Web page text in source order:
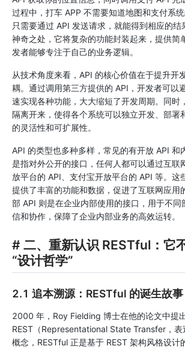
过程中，打车 APP 不需要知道地图和支付系
只需要通过 API 发送请求，就能得到相应的结
神奇之处，它将复杂的功能封装起来，提供简
发者能够专注于自己的业务逻辑。
从技术角度来看，API 的核心价值在于提升开
耦。通过调用第三方提供的 API，开发者可以
速实现各种功能，大大缩短了开发周期。同时
隔离开来，使得各个系统可以独立开发、部署
的灵活性和可扩展性。
API 的类型也多种多样，常见的有开放 API 和
是指对外公开的接口，任何人都可以通过互联
放平台的 API、支付宝开放平台的 API 等。这
提供了丰富的功能和数据，促进了互联网应用
部 API 则是在企业内部使用的接口，用于不同
信和协作，保障了企业内部业务的高效运转。
# 二、重新认识 RESTful：它
“设计哲学”
2.1 追本溯源：RESTful 的诞生故事
2000 年，Roy Fielding 博士在他的论文中提
REST（Representational State Transfer，表
概念，RESTful 正是基于 REST 架构风格设计